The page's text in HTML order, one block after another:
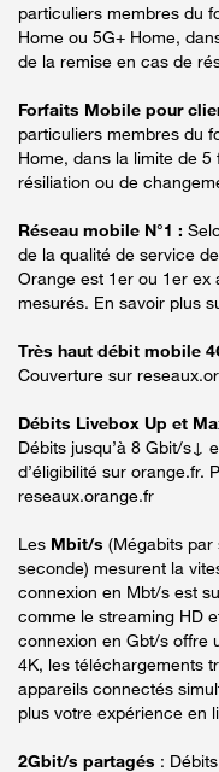
particuliers membres du
Home ou 5G+ Home,
de la remise en cas de
Forfaits Mobile pour
particuliers membres du
Home, dans la limite de
résiliation ou de
Réseau mobile N°1 :
de la qualité de service
Orange est 1er ou 1er
mesurés. En savoir plus
Très haut débit mobile
Couverture sur
Débits Livebox Up et
Débits jusqu’à 8 Gbit/s↓
d’éligibilité sur orange.fr.
reseaux.orange.fr
Les Mbit/s (Mégabits par
seconde) mesurent la
connexion en Mbt/s est
comme le streaming HD
connexion en Gbt/s offre
4K, les téléchargements
appareils connectés
plus votre expérience en
2Gbit/s partagés :